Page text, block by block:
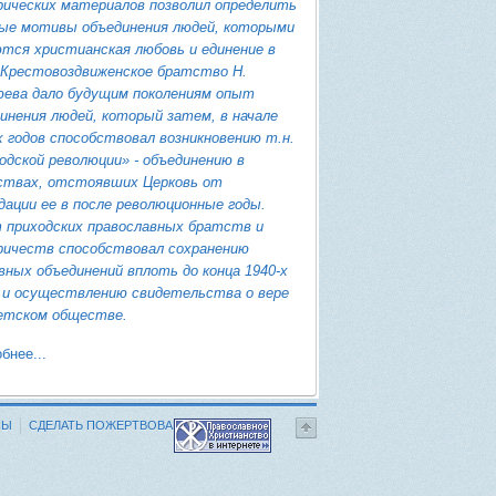
материалов позволил определить
мотивы объединения людей, которыми
христианская любовь и единение в
братство Н.
дало будущим поколениям опыт
людей, который затем, в начале
годов способствовал возникновению т.н.
революции» - объединению в
отстоявших Церковь от
ее в после революционные годы.
православных братств и
способствовал сохранению
объединений вплоть до конца 1940-х
и осуществлению свидетельства о вере
обществе.
СДЕЛАТЬ ПОЖЕРТВОВАНИЕ